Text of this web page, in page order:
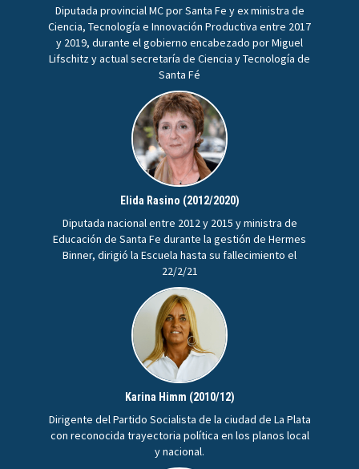
Diputada provincial MC por Santa Fe y ex ministra de
Ciencia, Tecnología e Innovación Productiva entre 2017
y 2019, durante el gobierno encabezado por Miguel
Lifschitz y actual secretaría de Ciencia y Tecnología de
Santa Fé
Elida Rasino (2012/2020)
Diputada nacional entre 2012 y 2015 y ministra de
Educación de Santa Fe durante la gestión de Hermes
Binner, dirigió la Escuela hasta su fallecimiento el
22/2/21
Karina Himm (2010/12)
Dirigente del Partido Socialista de la ciudad de La Plata
con reconocida trayectoria política en los planos local
y nacional.